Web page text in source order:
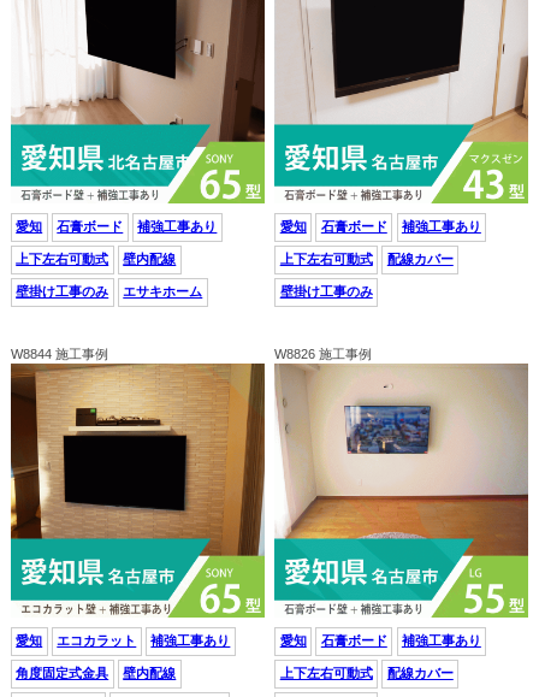
愛知 石膏ボード 補強工事あり
上下左右可動式 壁内配線
壁掛け工事のみ エサキホーム
愛知 石膏ボード 補強工事あり
上下左右可動式 配線カバー
壁掛け工事のみ
W8844 施工事例
愛知 エコカラット 補強工事あり
角度固定式金具 壁内配線
W8826 施工事例
愛知 石膏ボード 補強工事あり
上下左右可動式 配線カバー